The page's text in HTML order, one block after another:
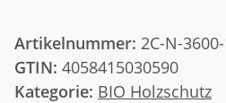
Artikelnummer: 2C-N-
GTIN: 4058415030590
Kategorie: BIO Holzschutz